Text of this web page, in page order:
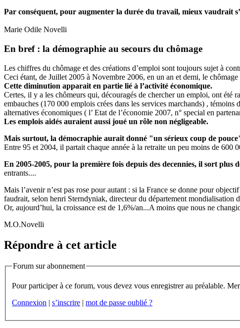
Par conséquent, pour augmenter la durée du travail, mieux vaudrait
Marie Odile Novelli
En bref : la démographie au secours du chômage
Les chiffres du chômage et des créations d’emploi sont toujours sujet à
Ceci étant, de Juillet 2005 à Novembre 2006, en un an et demi, le
Cette diminution apparait en partie lié à l’activité économique.
Certes, il y a les chômeurs qui, découragés de chercher un emploi, ont été
embauches (170 000 emplois crées dans les services marchands) ,
alternatives économiques ( l’ Etat de l’économie 2007, n° special en
Les emplois aidés auraient aussi joué un rôle non négligeable.
Mais surtout, la démocraphie aurait donné "un sérieux coup de
Entre 95 et 2004, il partait chaque année à la retraite un peu moins de 600
En 2005-2005, pour la première fois depuis des decennies, il sort
entrants....
Mais l’avenir n’est pas rose pour autant : si la France se donne pour
faudrait, selon henri Sterndyniak, directeur du département mondialisation
Or, aujourd’hui, la croissance est de 1,6%/an...A moins que nous ne
M.O.Novelli
Répondre à cet article
Forum sur abonnement
Connexion | s’inscrire | mot de passe oublié ?